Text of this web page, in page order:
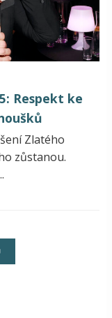
Respekt ke
Zlatého
zůstanou.